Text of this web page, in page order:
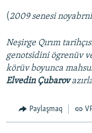
(2009 senesi
Neşirge Qırım
genotsidini ögrenüv
körüv boyunca
Elvedin Çubarov
Paylaşmaq